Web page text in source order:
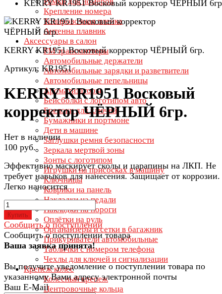
Крепление номера
Тонировочная пленка
Антенна плавник
Аксессуары в салон
FM трансмиттеры
Автомобильные держатели
Автомобильные зарядки и разветвители
Автомобильные пепельницы
Ароматизаторы
Бейсболки с логотипом авто
Брелоки для ключей
Бумажники и портмоне
Дети в машине
Заглушки ремня безопасности
Зеркала мертвой зоны
Зонты с логотипом
Игрушки на присосках в машину
Ключницы
Коврики на панель
Накладки на педали
Накладки на пороги
Оплётки на руль
Органайзеры и сетки в багажник
Прикуриватели автомобильные
Таблички с номером телефона
Чехлы для ключей и сигнализации
Крепеж колес
Колесный крепеж
Центровочные кольца
KERRY KR1951 Восковый корректор ЧЁРНЫЙ
KERRY KR1951 Восковый корректор ЧЁРНЫЙ 6гр.
Артикул: KR1951
KERRY KR1951 Восковый
корректор ЧЁРНЫЙ 6гр.
Нет в наличии
100 руб.
Эффективно маскирует сколы и царапины на ЛКП. Не
требует навыков для нанесения. Защищает от коррозии.
Легко наносится
Купить
Сообщить о поступлении
Сообщить о поступлении товара
Ваша заявка принята!
Вы получите уведомление о поступлении товара по
указанному Вами адресу электронной почты
Ваш E-Mail